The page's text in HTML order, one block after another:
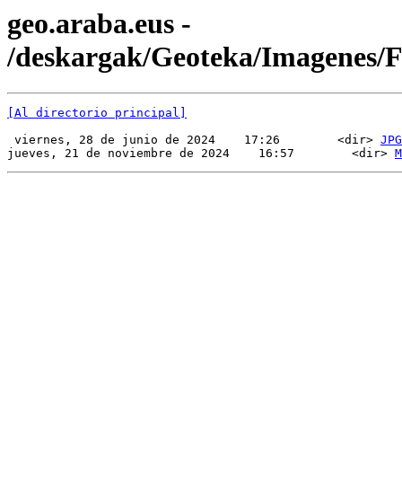
geo.araba.eus -
/deskargak/Geoteka/Imagenes/
[Al directorio principal]
viernes, 28 de junio de 2024    17:26        <dir> JPG
jueves, 21 de noviembre de 2024    16:57        <dir>